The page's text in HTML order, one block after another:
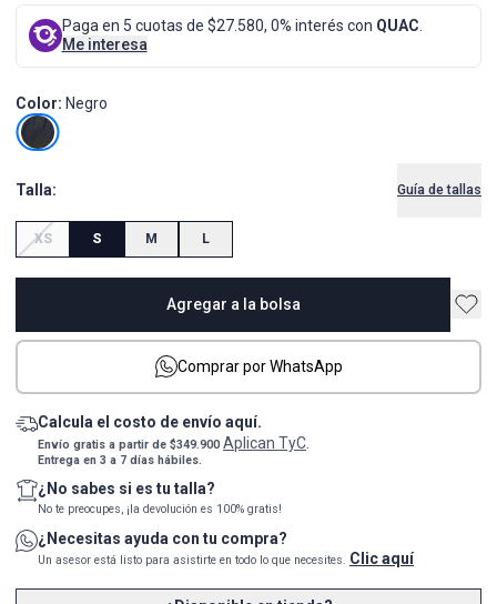
Paga en 5 cuotas de $27.580, 0% interés con QUAC
Me interesa
Color: Negro
Talla: Guía de tallas
XS S M L
Agregar a la bolsa
Comprar por WhatsApp
Calcula el costo de envío aquí.
Envío gratis a partir de $349.900Aplican TyC.
Entrega en 3 a 7 días hábiles.
¿No sabes si es tu talla?
No te preocupes, ¡la devolución es 100% gratis!
¿Necesitas ayuda con tu compra?
Un asesor está listo para asistirte en todo lo que necesites. Clic aquí